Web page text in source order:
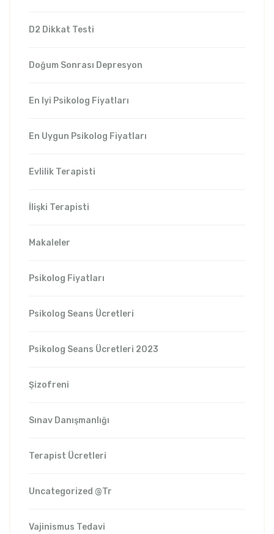
D2 Dikkat Testi
Doğum Sonrası Depresyon
En Iyi Psikolog Fiyatları
En Uygun Psikolog Fiyatları
Evlilik Terapisti
İlişki Terapisti
Makaleler
Psikolog Fiyatları
Psikolog Seans Ücretleri
Psikolog Seans Ücretleri 2023
Şizofreni
Sınav Danışmanlığı
Terapist Ücretleri
Uncategorized @tr
Vajinismus Tedavi